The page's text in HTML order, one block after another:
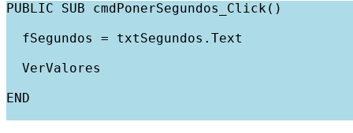
PUBLIC SUB cmdPonerSegundos_Click()
  fSegundos = txtSegundos.Text
  VerValores
END